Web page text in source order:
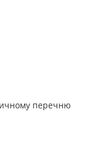
перечню